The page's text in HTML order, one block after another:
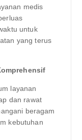
medis
untuk
yang terus
layanan
dan rawat
beragam
kebutuhan